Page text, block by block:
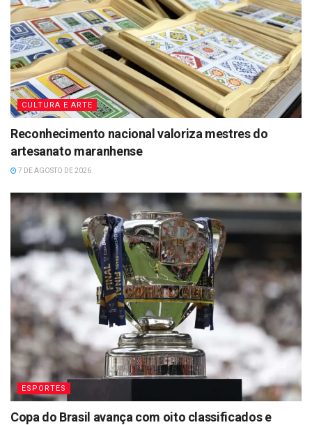
CULTURA E ARTE
Reconhecimento nacional valoriza mestres do
artesanato maranhense
7 DE AGOSTO DE 2026
ESPORTES
Copa do Brasil avança com oito classificados e